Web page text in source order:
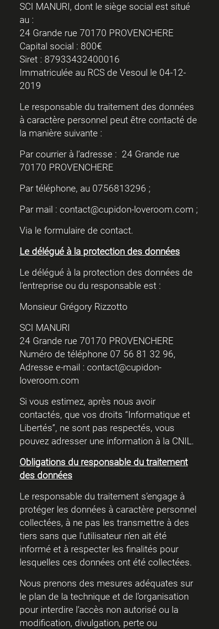
SCI MANURI, dont le siège social est situé
au :
24 Grande rue 70170 PROVENCHERE
Capital social : 800€
Siret : 87933432400016
Immatriculée au RCS de Vesoul le 04-12-
2019
Le responsable du traitement des données
à caractère personnel peut être contacté de
la manière suivante :
Par courrier à l’adresse : 24 Grande rue
70170 PROVENCHERE
Par téléphone, au 0756813296 ;
Par mail : contact@cupidon-loveroom.com ;
Via le formulaire de contact.
Le délégué à la protection des données
Le délégué à la protection des données de
l’entreprise ou du responsable est :
Monsieur Grégory Rizzotto
SCI MANURI
24 Grande rue 70170 PROVENCHERE
Numéro de téléphone 07 56 81 32 96,
Adresse e-mail : contact@cupidon-
loveroom.com
Si vous estimez, après nous avoir
contactés, que vos droits “Informatique et
Libertés”, ne sont pas respectés, vous
pouvez adresser une information à la CNIL.
Obligations du responsable du traitement
des données
Le responsable du traitement s’engage à
protéger les données à caractère personnel
collectées, à ne pas les transmettre à des
tiers sans que l’utilisateur n’en ait été
informé et à respecter les finalités pour
lesquelles ces données ont été collectées.
Nous prenons des mesures adéquates sur
le plan de la technique et de l’organisation
pour interdire l’accès non autorisé ou la
modification, divulgation, perte ou